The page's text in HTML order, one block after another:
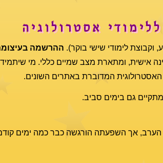
אסטרולוגיה
לימודי שישי בוקר). ההרשמה
אישית, ומתארת מצב שמיים כללי. מי שיתמיד
האסטרולוגית המדוברת באתרים השונים.
מתקיים גם בימים סביב.